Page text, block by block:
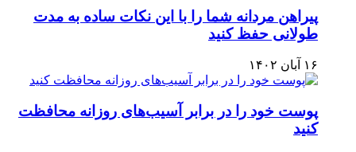
پیراهن مردانه شما را با این نکات ساده به مدت
طولانی حفظ کنید
۱۶ آبان ۱۴۰۲
پوست خود را در برابر آسیب‌های روزانه محافظت
کنید